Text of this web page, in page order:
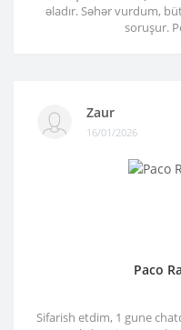
əladır. Səhər vurdum,
soruşur.
Zaur
16/01/2026
Paco
Sifarish etdim, 1 gune